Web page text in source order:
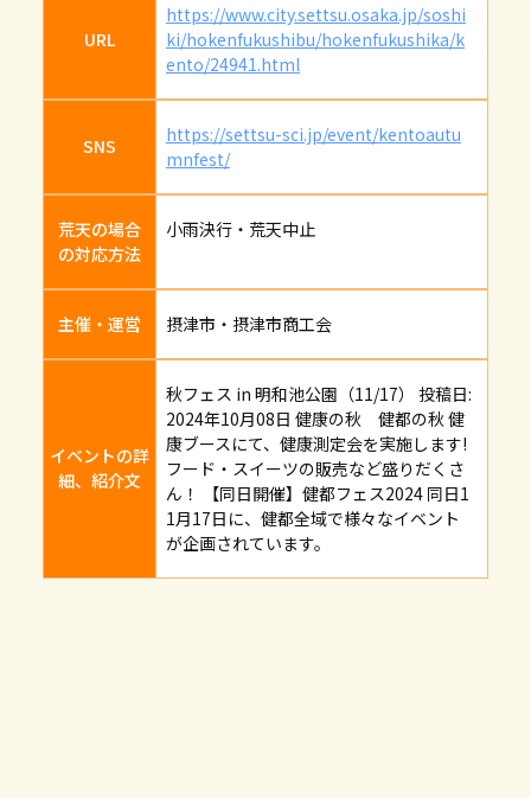
URL
https://www.city.settsu.osaka.jp/soshi
ki/hokenfukushibu/hokenfukushika/k
ento/24941.html
SNS
https://settsu-sci.jp/event/kentoautu
mnfest/
荒天の場合
の対応方法
小雨決行・荒天中止
主催・運営 摂津市・摂津市商工会
イベントの詳
細、紹介文
秋フェス in 明和池公園（11/17） 投稿日:
2024年10月08日 健康の秋 健都の秋 健
康ブースにて、健康測定会を実施します!
フード・スイーツの販売など盛りだくさ
ん！ 【同日開催】健都フェス2024 同日1
1月17日に、健都全域で様々なイベント
が企画されています。